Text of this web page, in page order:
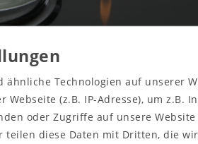
ähnliche Technologien auf unserer
Webseite (z.B. IP-Adresse), um z.B.
oder Zugriffe auf unsere
teilen diese Daten mit Dritten, die